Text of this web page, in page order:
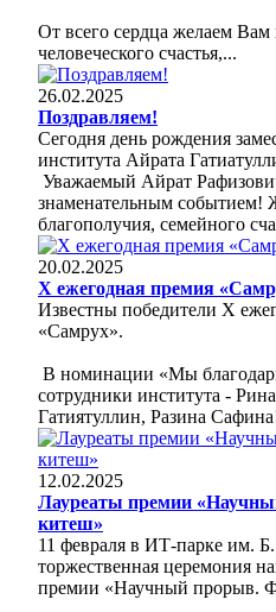
От всего сердца желаем Вам
человеческого счастья,...
26.02.2025
Поздравляем!
Сегодня день рождения
института Айрата
Уважаемый Айрат
знаменательным событием!
благополучия, семейного
20.02.2025
Х ежегодная премия
Известны победители Х
«Самрух».
В номинации «Мы
сотрудники института -
Гатиятуллин, Разина
12.02.2025
Лауреаты премии
китеш»
11 февраля в ИТ-парке им.
торжественная церемония
премии «Научный прорыв.